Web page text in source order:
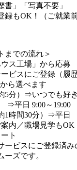
書」「写真不要」
録もOK！（ご就業
までの流れ＞
ウス工場」から応募
ービスにご登録（履
ら選べます
5分）⇒いつでも好
⇒平日 9:00～19:00
1時間30分）⇒平日
案内／職場見学もOK
ト
ービスにご登録済み
ーズです。